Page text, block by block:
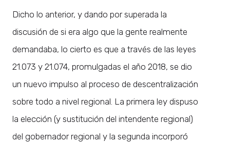
Dicho lo anterior, y dando por superada la
discusión de si era algo que la gente realmente
demandaba, lo cierto es que a través de las leyes
21.073 y 21.074, promulgadas el año 2018, se dio
un nuevo impulso al proceso de descentralización
sobre todo a nivel regional. La primera ley dispuso
la elección (y sustitución del intendente regional)
del gobernador regional y la segunda incorporó